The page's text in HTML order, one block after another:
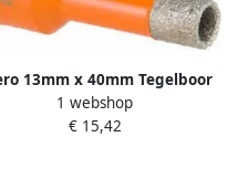
13mm x 40mm Tegelboor
met Opruimfunctie Nat &
Droog M14 13-M14-TDN
1 webshop
€ 15,42